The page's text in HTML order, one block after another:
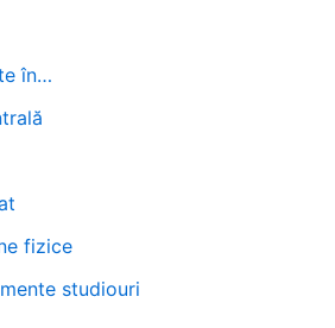
în…
fizice
studiouri